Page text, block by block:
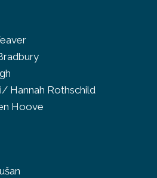
Hannah Rothschild
Hoove